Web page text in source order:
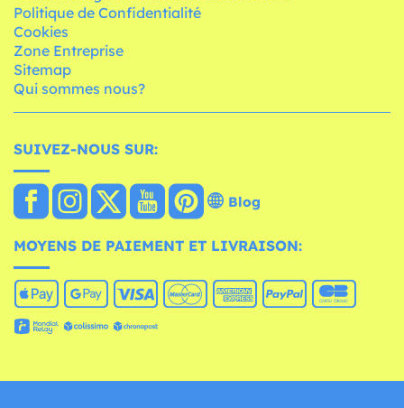
Politique de Confidentialité
Cookies
Zone Entreprise
Sitemap
Qui sommes nous?
SUIVEZ-NOUS SUR:
Blog
MOYENS DE PAIEMENT ET LIVRAISON: